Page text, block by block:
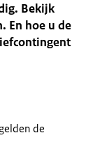
Bekijk
En hoe u de
de